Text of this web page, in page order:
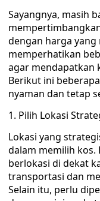
Sayangnya, masih
dengan harga
memperhatikan
agar mendapatkan
Berikut ini
nyaman dan tetap
1. Pilih Lokasi
Lokasi yang
dalam memilih kos.
berlokasi di dekat
transportasi dan
Selain itu, perlu